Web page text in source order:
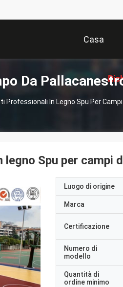
Casa
Da
Professionali In Legno Spu Per
Spu per campi
Luogo di origine
Marca
Certificazione
Numero di
modello
Quantità di
ordine minimo